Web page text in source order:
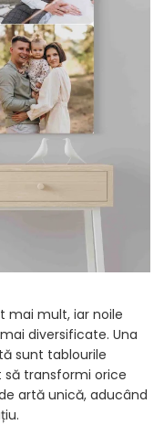
mai mult, iar noile
diversificate. Una
sunt tablourile
să transformi orice
artă unică, aducând